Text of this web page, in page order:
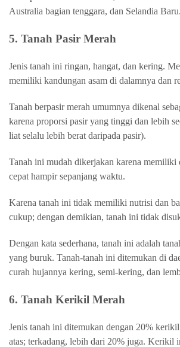
Australia bagian tenggara, dan Selandia Baru.
5. Tanah Pasir Merah
Jenis tanah ini ringan, hangat, dan kering.
memiliki kandungan asam di dalamnya dan
Tanah berpasir merah umumnya dikenal
karena proporsi pasir yang tinggi dan lebih
liat selalu lebih berat daripada pasir).
Tanah ini mudah dikerjakan karena memiliki
cepat hampir sepanjang waktu.
Karena tanah ini tidak memiliki nutrisi dan
cukup; dengan demikian, tanah ini tidak
Dengan kata sederhana, tanah ini adalah
yang buruk. Tanah-tanah ini ditemukan di
curah hujannya kering, semi-kering, dan
6. Tanah Kerikil Merah
Jenis tanah ini ditemukan dengan 20%
atas; terkadang, lebih dari 20% juga. Kerikil